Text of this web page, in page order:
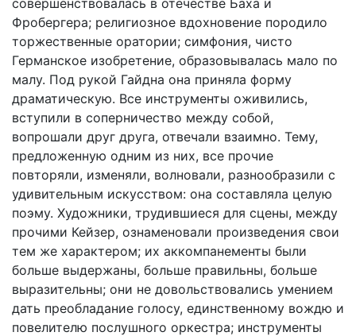
совершенствовалась в отечестве Баха и
Фробергера; религиозное вдохновение породило
торжественные оратории; симфония, чисто
Германское изобретение, образовывалась мало по
малу. Под рукой Гайдна она приняла форму
драматическую. Все инструменты оживились,
вступили в соперничество между собой,
вопрошали друг друга, отвечали взаимно. Тему,
предложенную одним из них, все прочие
повторяли, изменяли, волновали, разнообразили с
удивительным искусством: она составляла целую
поэму. Художники, трудившиеся для сцены, между
прочими Кейзер, ознаменовали произведения свои
тем же характером; их аккомпанементы были
больше выдержаны, больше правильны, больше
выразительны; они не довольствовались умением
дать преобладание голосу, единственному вождю и
повелителю послушного оркестра; инструменты